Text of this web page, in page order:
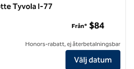
Tyvola I-77
by Hilton Charlotte Tyvola I-77
Från* $84
Honors-rabatt, ej återbetalningsbar
Välj datum